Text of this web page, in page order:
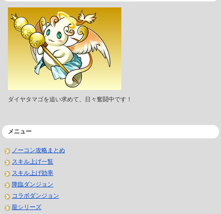
ダイヤタマゴを追い求めて、日々奮闘中です！
メニュー
ノーコン攻略まとめ
スキル上げ一覧
スキル上げ効率
降臨ダンジョン
コラボダンジョン
龍シリーズ